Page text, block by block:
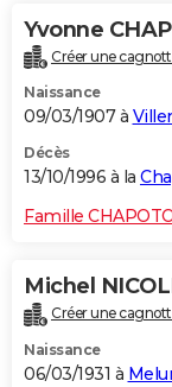
Yvonne
Créer une
Naissance
09/03/1907 à
Décès
13/10/1996 à la
Famille
Michel
Créer une
Naissance
06/03/1931 à